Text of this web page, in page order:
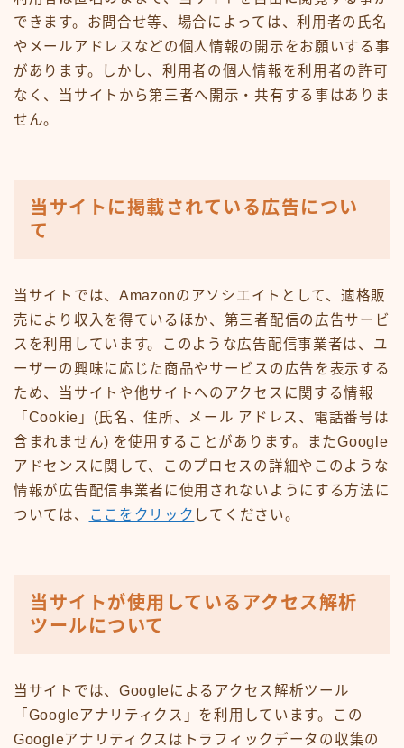
できます。お問合せ等、場合によっては、利用者の氏名
やメールアドレスなどの個人情報の開示をお願いする事
があります。しかし、利用者の個人情報を利用者の許可
なく、当サイトから第三者へ開示・共有する事はありま
せん。
当サイトに掲載されている広告につい
て
当サイトでは、Amazonのアソシエイトとして、適格販
売により収入を得ているほか、第三者配信の広告サービ
スを利用しています。このような広告配信事業者は、ユ
ーザーの興味に応じた商品やサービスの広告を表示する
ため、当サイトや他サイトへのアクセスに関する情報
「Cookie」(氏名、住所、メール アドレス、電話番号は
含まれません) を使用することがあります。またGoogle
アドセンスに関して、このプロセスの詳細やこのような
情報が広告配信事業者に使用されないようにする方法に
ついては、
ここをクリック してください。
当サイトが使用しているアクセス解析
ツールについて
当サイトでは、Googleによるアクセス解析ツール
「Googleアナリティクス」を利用しています。この
Googleアナリティクスはトラフィックデータの収集の